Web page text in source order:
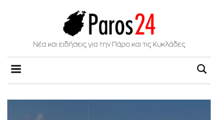
Νέα και ειδήσεις για την Πάρο και τις Κυκλάδες